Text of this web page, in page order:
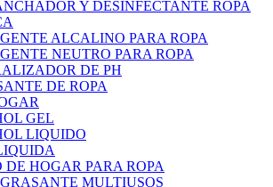
Y DESINFECTANTE ROPA
ALCALINO PARA ROPA
NEUTRO PARA ROPA
DE PH
DE ROPA
GEL
LIQUIDO
DE HOGAR PARA ROPA
MULTIUSOS